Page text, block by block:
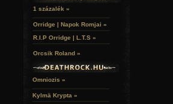
HELYEK
RELIKVIÁK
VERSEK
1 százalék »
Orridge | Napok Romjai »
R.I.P Orridge | L.T.S »
Orcsik Roland »
Omniozis »
Kylmä Krypta »